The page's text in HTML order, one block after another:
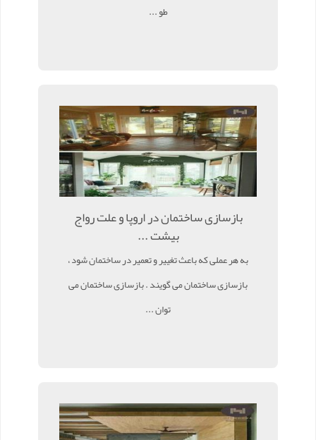
طو ...
بازسازی ساختمان در اروپا و علت رواج
بیشت ...
به هر عملی که باعث تغییر و تعمیر در ساختمان شود ،
بازسازی ساختمان می گویند . بازسازی ساختمان می
توان ...